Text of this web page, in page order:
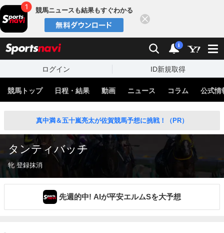
競馬ニュースも結果もすぐわかる
検索 通知
i
ログイン ID新規取得
競馬トップ 日程・結果 動画 ニュース コラム 公式情
真中満＆五十嵐亮太が佐賀競馬予想に挑戦！（PR）
タンティバッチ
牝 登録抹消
先週的中! AIが平安エルムSを大予想